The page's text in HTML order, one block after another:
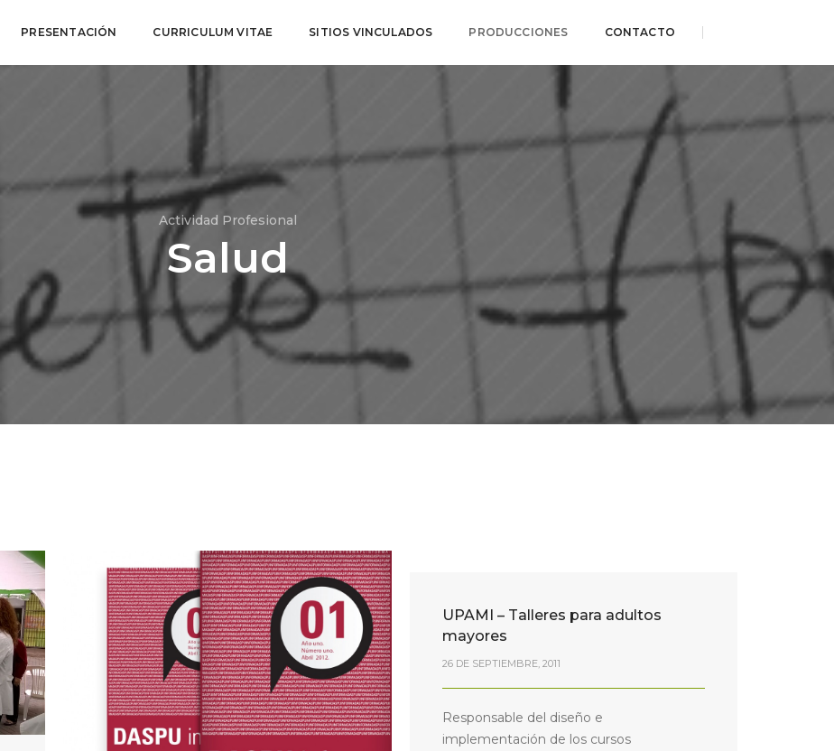
PRESENTACIÓN CURRICULUM VITAE SITIOS VINCULADOS PRODUCCIONES CONTACTO
Actividad Profesional
Salud
UPAMI – Talleres para adultos
mayores
26 DE SEPTIEMBRE, 2011
Responsable del diseño e
implementación de los cursos